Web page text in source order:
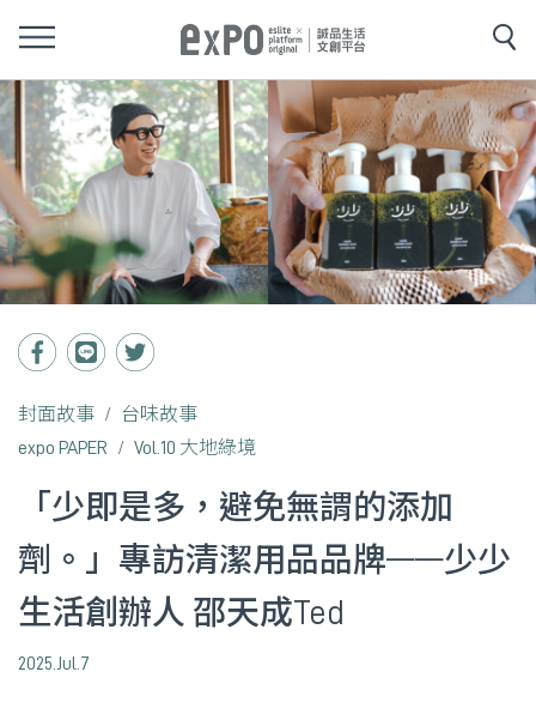
封面故事
台味故事
expo PAPER
Vol.10 大地綠境
「少即是多，避免無謂的添加
劑。」專訪清潔用品品牌——少少
生活創辦人 邵天成Ted
2025.Jul.7